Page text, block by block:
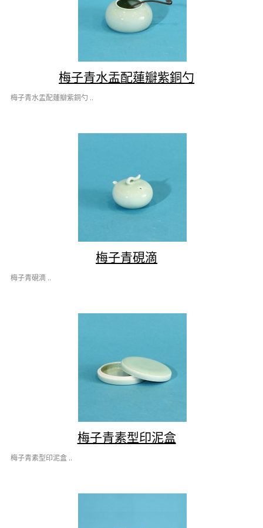
梅子青水盂配蓮瓣紫銅勺
梅子青水盂配蓮瓣紫銅勺 ..
梅子青硯滴
梅子青硯滴 ..
梅子青素型印泥盒
梅子青素型印泥盒 ..